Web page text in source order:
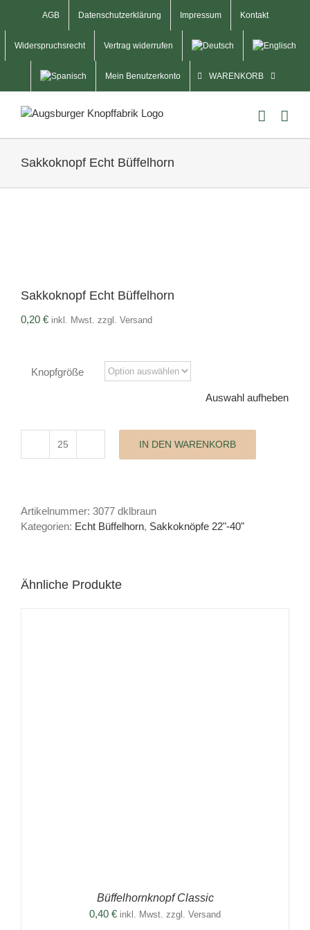
AGB Datenschutzerklärung Impressum Kontakt
Widerspruchsrecht Vertrag widerrufen
Mein Benutzerkonto WARENKORB
Sakkoknopf Echt Büffelhorn
Sakkoknopf Echt Büffelhorn
0,20 € inkl. Mwst. zzgl. Versand
Knopfgröße
Auswahl aufheben
Sakkoknopf
IN DEN WARENKORB
Artikelnummer: 3077 dklbraun
Kategorien: Echt Büffelhorn, Sakkoknöpfe 22"-40"
Ähnliche Produkte
Büffelhornknopf Classic
0,40 € inkl. Mwst. zzgl. Versand